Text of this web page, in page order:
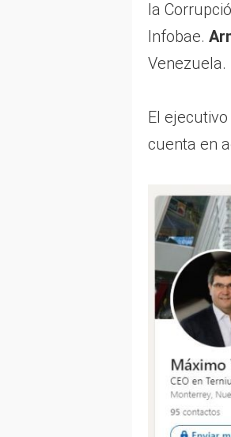
la
Infobae.
Venezuela.
El
cuenta en